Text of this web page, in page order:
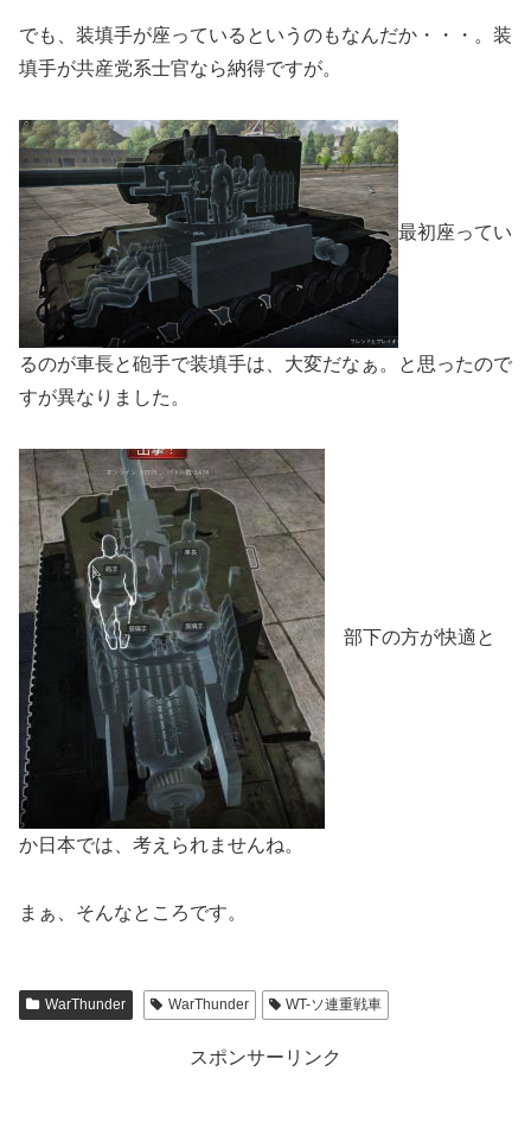
でも、装填手が座っているというのもなんだか・・・。装
填手が共産党系士官なら納得ですが。
最初座ってい
るのが車長と砲手で装填手は、大変だなぁ。と思ったので
すが異なりました。
部下の方が快適と
か日本では、考えられませんね。
まぁ、そんなところです。
WarThunder WarThunder WT-ソ連重戦車
スポンサーリンク